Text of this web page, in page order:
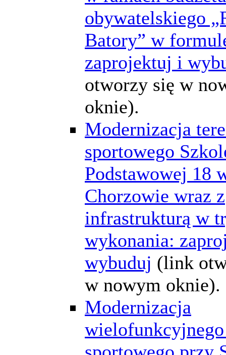
obywatelskiego
Batory” w
zaprojektuj i
otworzy się w
oknie).
Modernizacja
sportowego
Podstawowej 18
Chorzowie wraz z
infrastrukturą w
wykonania:
wybuduj (link
w nowym oknie).
Modernizacja